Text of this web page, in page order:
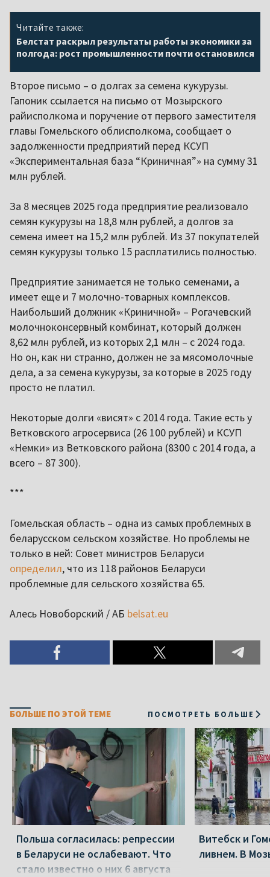
Читайте также:
Белстат раскрыл результаты работы экономики за
полгода: рост промышленности почти остановился
Второе письмо – о долгах за семена кукурузы.
Гапоник ссылается на письмо от Мозырского
райисполкома и поручение от первого заместителя
главы Гомельского облисполкома, сообщает о
задолженности предприятий перед КСУП
«Экспериментальная база “Криничная”» на сумму 31
млн рублей.
За 8 месяцев 2025 года предприятие реализовало
семян кукурузы на 18,8 млн рублей, а долгов за
семена имеет на 15,2 млн рублей. Из 37 покупателей
семян кукурузы только 15 расплатились полностью.
Предприятие занимается не только семенами, а
имеет еще и 7 молочно-товарных комплексов.
Наибольший должник «Криничной» – Рогачевский
молочноконсервный комбинат, который должен
8,62 млн рублей, из которых 2,1 млн – с 2024 года.
Но он, как ни странно, должен не за мясомолочные
дела, а за семена кукурузы, за которые в 2025 году
просто не платил.
Некоторые долги «висят» с 2014 года. Такие есть у
Ветковского агросервиса (26 100 рублей) и КСУП
«Немки» из Ветковского района (8300 с 2014 года, а
всего – 87 300).
***
Гомельская область – одна из самых проблемных в
беларусском сельском хозяйстве. Но проблемы не
только в ней: Совет министров Беларуси
определил, что из 118 районов Беларуси
проблемные для сельского хозяйства 65.
Алесь Новоборский / АБ belsat.eu
БОЛЬШЕ ПО ЭТОЙ ТЕМЕ ПОСМОТРЕТЬ БОЛЬШЕ
Польша согласилась: репрессии
в Беларуси не ослабевают. Что
стало известно о них 6 августа
Витебск и
ливнем. В